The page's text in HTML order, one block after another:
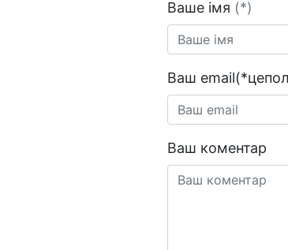
Ваше імя (*)
Ваш
Ваш коментар